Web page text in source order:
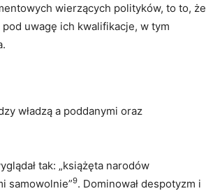
wierzących polityków, to to, że
uwagę ich kwalifikacje, w tym
władzą a poddanymi oraz
tak: „książęta narodów
samowolnie”9. Dominował despotyzm i